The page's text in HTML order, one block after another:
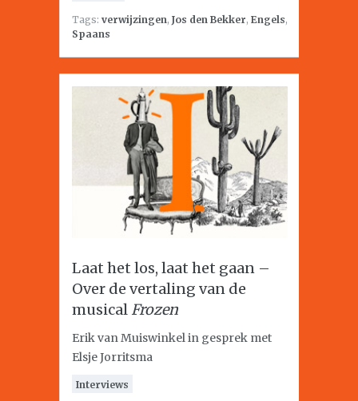
Tags: verwijzingen, Jos den Bekker, Engels,
Spaans
Laat het los, laat het gaan –
Over de vertaling van de
musical Frozen
Erik van Muiswinkel in gesprek met
Elsje Jorritsma
Interviews